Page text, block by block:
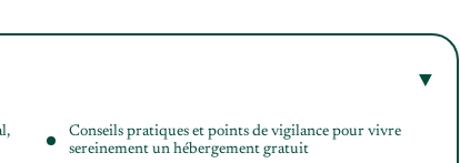
Conseils pratiques et points de vigilance pour vivre
sereinement un hébergement gratuit